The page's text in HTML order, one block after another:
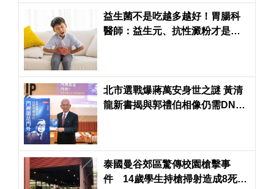
益生菌不是吃越多越好！胃腸科
醫師：益生元、抗性澱粉才是腸
北市選戰爆蔣萬安身世之謎 黃清
龍新書揭與郭禮伯相像仍需DNA
泰國曼谷郊區驚傳校園槍擊事
件 14歲學生持槍掃射造成8死、